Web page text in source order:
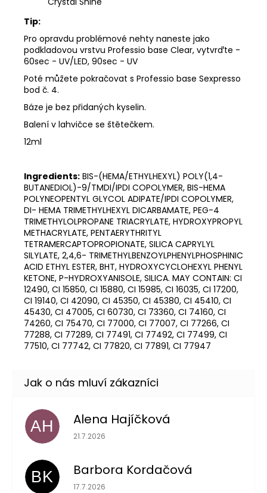
Tip:
Pro opravdu problémové nehty naneste jako
podkladovou vrstvu Professio base Clear, vytvrďte -
60sec - UV/LED, 90sec - UV
Poté můžete pokračovat s Professio base Sexpresso
bod č. 4.
Báze je bez přidaných kyselin.
Balení v lahvičce se štětečkem.
12ml
Ingredients: BIS-(HEMA/ETHYLHEXYL) POLY(1,4-
BUTANEDIOL)-9/TMDI/IPDI COPOLYMER, BIS-HEMA
POLYNEOPENTYL GLYCOL ADIPATE/IPDI COPOLYMER,
DI- HEMA TRIMETHYLHEXYL DICARBAMATE, PEG-4
TRIMETHYLOLPROPANE TRIACRYLATE, HYDROXYPROPYL
METHACRYLATE, PENTAERYTHRITYL
TETRAMERCAPTOPROPIONATE, SILICA CAPRYLYL
SILYLATE, 2,4,6- TRIMETHYLBENZOYLPHENYLPHOSPHINIC
ACID ETHYL ESTER, BHT, HYDROXYCYCLOHEXYL PHENYL
KETONE, P-HYDROXYANISOLE, SILICA. MAY CONTAIN: CI
12490, CI 15850, CI 15880, CI 15985, CI 16035, CI 17200,
CI 19140, CI 42090, CI 45350, CI 45380, CI 45410, CI
45430, CI 47005, CI 60730, CI 73360, CI 74160, CI
74260, CI 75470, CI 77000, CI 77007, CI 77266, CI
77288, CI 77289, CI 77491, CI 77492, CI 77499, CI
77510, CI 77742, CI 77820, CI 77891, CI 77947
AH Alena Hajíčková
Hodnocení obchodu je 5 z 5 hvězdiček.
21.7.2026
BK Barbora Kordačová
Hodnocení obchodu je 5 z 5 hvězdiček.
17.7.2026